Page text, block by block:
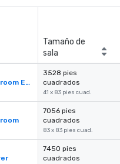
Tamaño de
sala
Grand Ballroom East or West
3528 pies
cuadrados
41 x 83 pies cuad.
7056 pies
cuadrados
83 x 83 pies cuad.
7450 pies
cuadrados